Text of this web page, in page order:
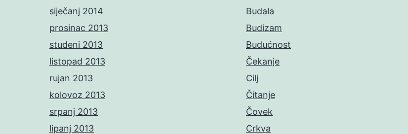
siječanj 2014
prosinac 2013
studeni 2013
listopad 2013
rujan 2013
kolovoz 2013
srpanj 2013
lipanj 2013
Budala
Budizam
Budućnost
Čekanje
Cilj
Čitanje
Čovek
Crkva